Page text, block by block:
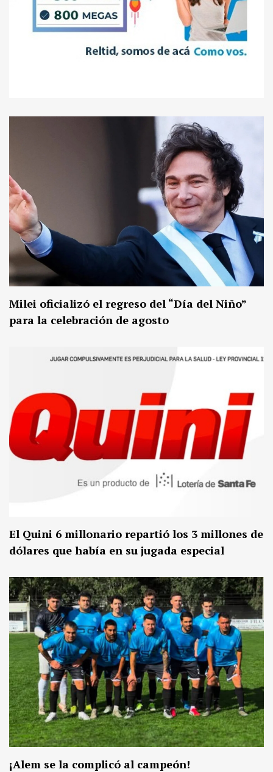
Milei oficializó el regreso del “Día del Niño”
para la celebración de agosto
El Quini 6 millonario repartió los 3 millones de
dólares que había en su jugada especial
¡Alem se la complicó al campeón!